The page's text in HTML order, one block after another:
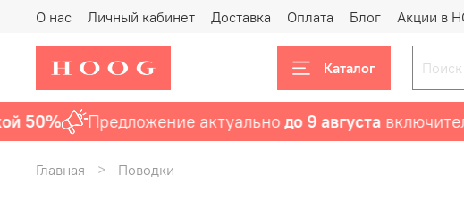
О нас Личный кабинет Доставка Оплата Блог Акции в
Каталог
Предложение актуальнодо 9 августа
Главная Поводки